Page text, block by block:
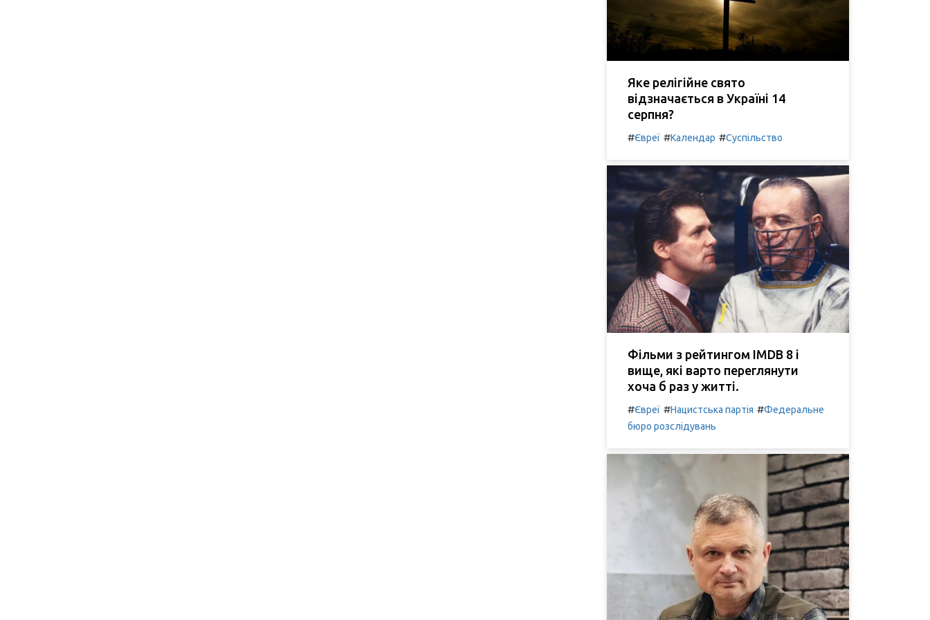
Яке релігійне свято
відзначається в Україні 14
серпня?
#Євреї #Календар #Суспільство
Фільми з рейтингом IMDB 8 і
вище, які варто переглянути
хоча б раз у житті.
#Євреї #Нацистська партія #Федеральне
бюро розслідувань